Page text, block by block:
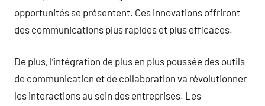
opportunités se présentent. Ces innovations offriront
des communications plus rapides et plus efficaces.
De plus, l’intégration de plus en plus poussée des outils
de communication et de collaboration va révolutionner
les interactions au sein des entreprises. Les